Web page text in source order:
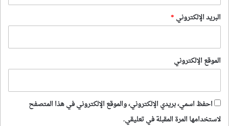
البريد الإلكتروني *
الموقع الإلكتروني
احفظ اسمي، بريدي الإلكتروني، والموقع الإلكتروني في هذا المتصفح
لاستخدامها المرة المقبلة في تعليقي.